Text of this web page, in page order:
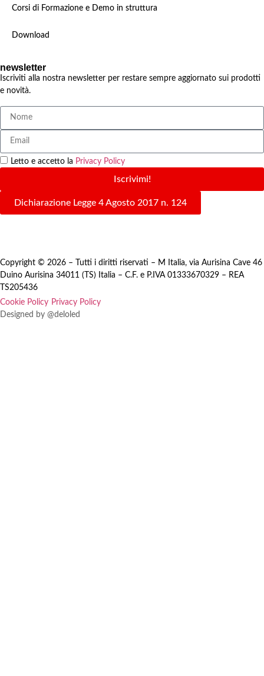
Corsi di Formazione e Demo in struttura
Download
newsletter
Iscriviti alla nostra newsletter per restare sempre aggiornato sui prodotti
e novità.
Letto e accetto la Privacy Policy
Iscrivimi!
Dichiarazione Legge 4 Agosto 2017 n. 124
Copyright © 2026 – Tutti i diritti riservati – M Italia, via Aurisina Cave 46
Duino Aurisina 34011 (TS) Italia – C.F. e P.IVA 01333670329 – REA
TS205436
Cookie Policy Privacy Policy
Designed by @deloled